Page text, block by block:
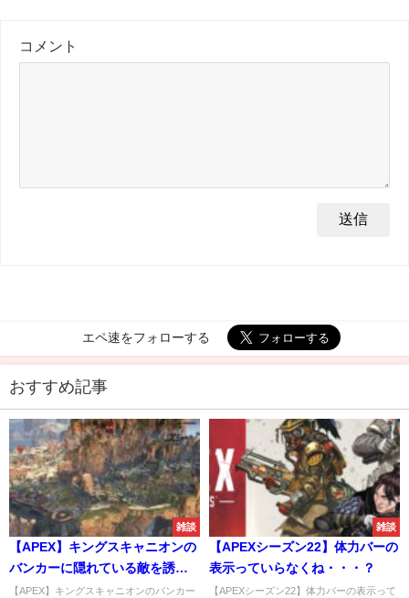
コメント
エペ速をフォローする
おすすめ記事
雑談
【APEX】キングスキャニオンの
バンカーに隠れている敵を誘き
出す簡単な方法→海外の反応
【APEX】キングスキャニオンのバンカー
雑談
【APEXシーズン22】体力バーの
表示っていらなくね・・・？
【APEXシーズン22】体力バーの表示って